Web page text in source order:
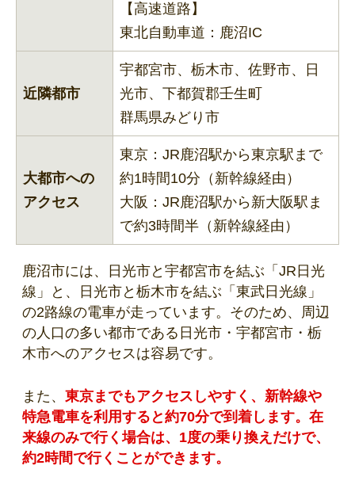
【高速道路】
東北自動車道：鹿沼IC
近隣都市
宇都宮市、栃木市、佐野市、日
光市、下都賀郡壬生町
群馬県みどり市
大都市への
アクセス
東京：JR鹿沼駅から東京駅まで
約1時間10分（新幹線経由）
大阪：JR鹿沼駅から新大阪駅ま
で約3時間半（新幹線経由）
鹿沼市には、日光市と宇都宮市を結ぶ「JR日光
線」と、日光市と栃木市を結ぶ「東武日光線」
の2路線の電車が走っています。そのため、周辺
の人口の多い都市である日光市・宇都宮市・栃
木市へのアクセスは容易です。
また、 東京までもアクセスしやすく、新幹線や
特急電車を利用すると約70分で到着します。在
来線のみで行く場合は、1度の乗り換えだけで、
約2時間で行くことができます。